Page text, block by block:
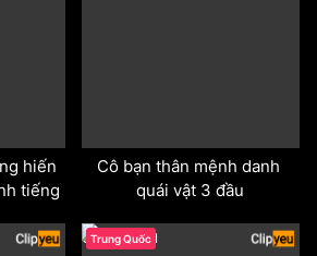
hiến
tiếng
Cô bạn thân mệnh danh
quái vật 3 đầu
Trung Quốc
odd